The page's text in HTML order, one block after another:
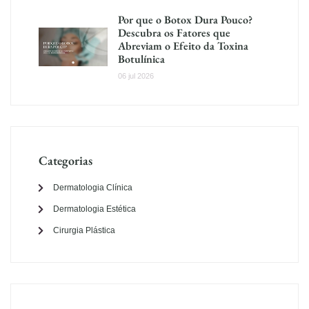
Por que o Botox Dura Pouco?
Descubra os Fatores que
Abreviam o Efeito da Toxina
Botulínica
06 jul 2026
Categorias
Dermatologia Clínica
Dermatologia Estética
Cirurgia Plástica